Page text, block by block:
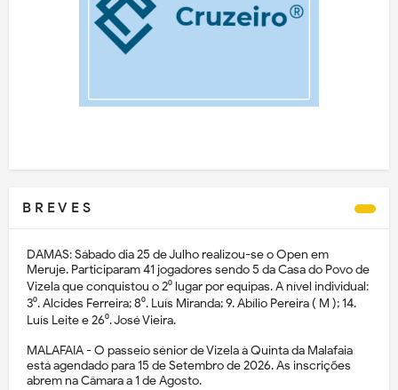
B R E V E S
DAMAS: Sábado dia 25 de Julho realizou-se o Open em
Meruje. Participaram 41 jogadores sendo 5 da Casa do Povo de
Vizela que conquistou o 2⁰ lugar por equipas. A nível individual:
3⁰. Alcides Ferreira; 8⁰. Luís Miranda; 9. Abílio Pereira ( M ); 14.
Luís Leite e 26⁰. José Vieira.
MALAFAIA - O passeio sénior de Vizela à Quinta da Malafaia
está agendado para 15 de Setembro de 2026. As inscrições
abrem na Câmara a 1 de Agosto.